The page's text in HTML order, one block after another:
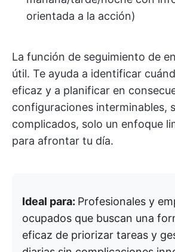
orientada a la acción)
La función de seguimiento de
útil. Te ayuda a identificar
eficaz y a planificar en
configuraciones interminables,
complicados, solo un enfoque
para afrontar tu día.
Ideal para: Profesionales y
ocupados que buscan una
eficaz de priorizar tareas y